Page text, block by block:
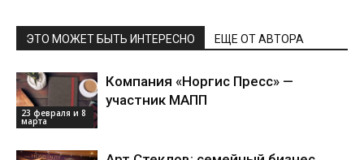
ЭТО МОЖЕТ БЫТЬ ИНТЕРЕСНО ЕЩЕ ОТ АВТОРА
23 февраля и 8
марта
Компания «Норгис Пресс» —
участник МАПП